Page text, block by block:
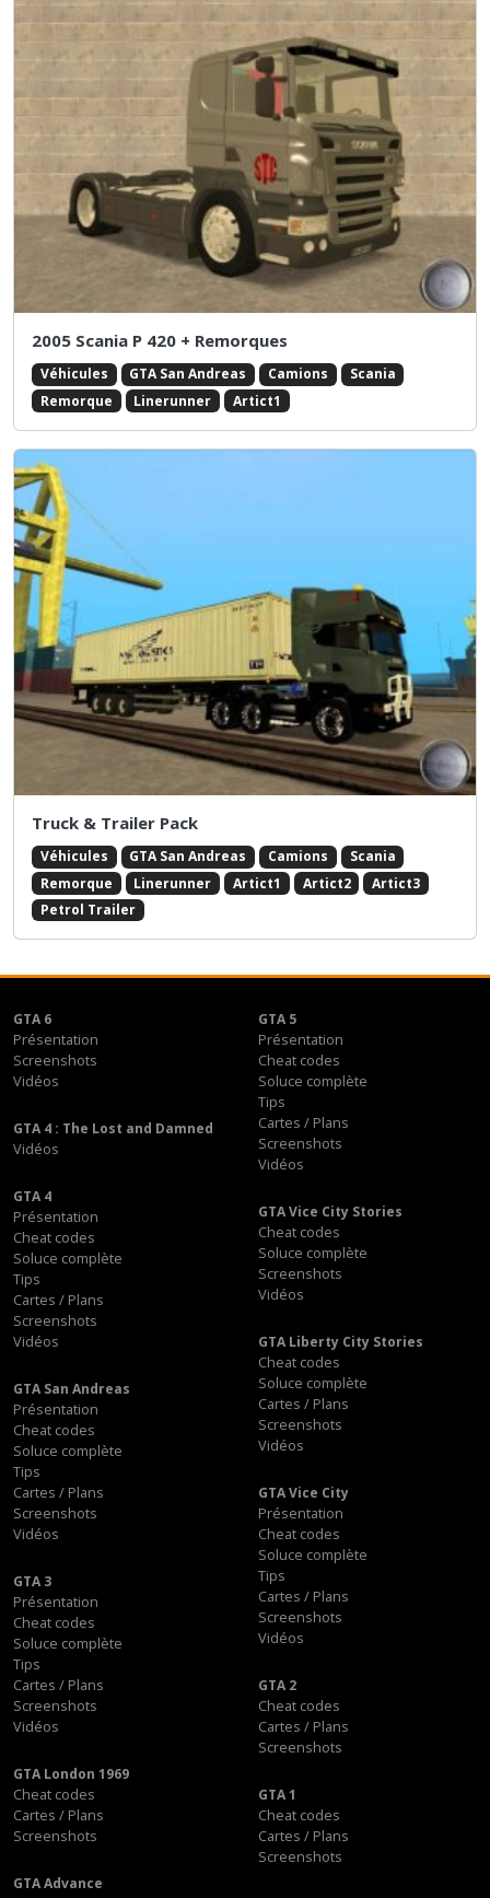
2005 Scania P 420 + Remorques
Véhicules GTA San Andreas Camions
Scania
Remorque
Linerunner Artict1
Truck & Trailer Pack
Véhicules GTA San Andreas Camions
Scania
Remorque
Linerunner Artict1 Artict2
Artict3
Petrol Trailer
GTA 6
Présentation
Screenshots
Vidéos
GTA 5
Présentation
Cheat codes
Soluce complète
Tips
Cartes / Plans
Screenshots
Vidéos
GTA 4 : The Lost and Damned
Vidéos
GTA 4
Présentation
Cheat codes
Soluce complète
Tips
Cartes / Plans
Screenshots
Vidéos
GTA Vice City Stories
Cheat codes
Soluce complète
Screenshots
Vidéos
GTA Liberty City Stories
Cheat codes
Soluce complète
Cartes / Plans
Screenshots
Vidéos
GTA San Andreas
Présentation
Cheat codes
Soluce complète
Tips
Cartes / Plans
Screenshots
Vidéos
GTA Vice City
Présentation
Cheat codes
Soluce complète
Tips
Cartes / Plans
Screenshots
Vidéos
GTA 3
Présentation
Cheat codes
Soluce complète
Tips
Cartes / Plans
Screenshots
Vidéos
GTA 2
Cheat codes
Cartes / Plans
Screenshots
GTA London 1969
Cheat codes
Cartes / Plans
Screenshots
GTA 1
Cheat codes
Cartes / Plans
Screenshots
GTA Advance